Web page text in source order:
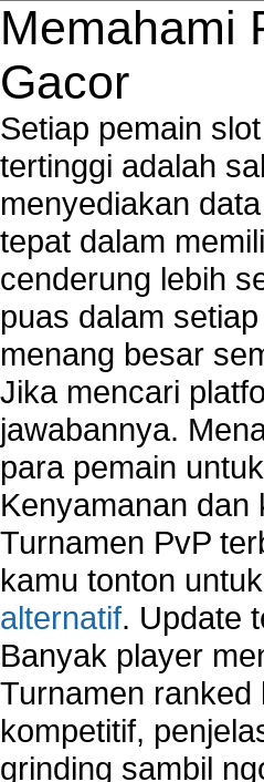
Memahami
Gacor
Setiap pemain
tertinggi adalah
menyediakan
tepat dalam
cenderung lebih
puas dalam
menang besar
Jika mencari
jawabannya.
para pemain
Kenyamanan
Turnamen PvP
kamu tonton
alternatif. Update
Banyak player
Turnamen ranked
kompetitif,
grinding sambil